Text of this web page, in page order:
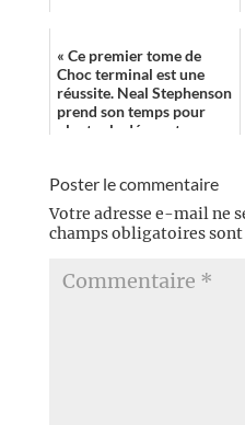
« Ce premier tome de
Choc terminal est une
réussite. Neal Stephenson
prend son temps pour
planter le décor et nous
Poster le commentaire
Votre adresse e-mail ne
champs obligatoires